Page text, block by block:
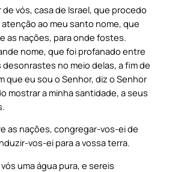
de vós, casa de Israel, que procedo
ao meu santo nome, que
as nações, para onde fostes.
nome, que foi profanado entre
desonrastes no meio delas, a fim de
que eu sou o Senhor, diz o Senhor
mostrar a minha santidade, a seus
as nações, congregar-vos-ei de
vos-ei para a vossa terra.
uma água pura, e sereis